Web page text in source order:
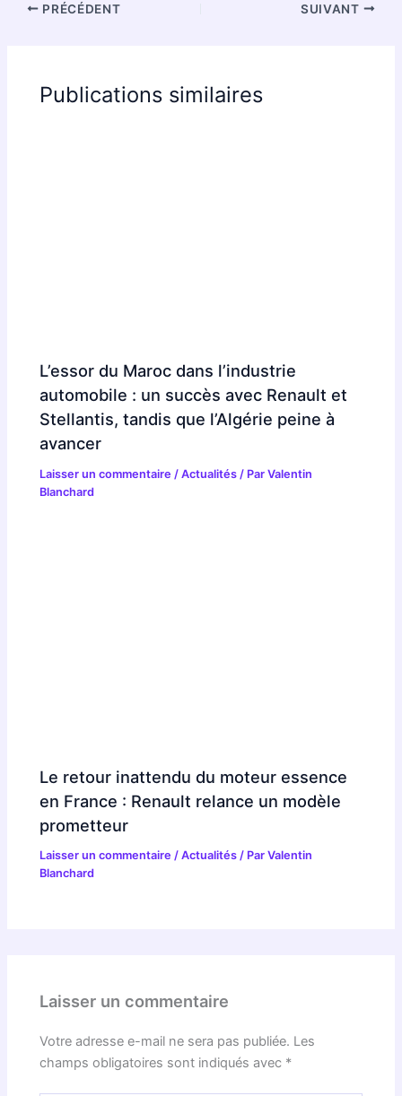
PRÉCÉDENT SUIVANT
Publications similaires
L’essor du Maroc dans l’industrie
automobile : un succès avec Renault et
Stellantis, tandis que l’Algérie peine à
avancer
Laisser un commentaire /Actualités / ParValentin
Blanchard
Le retour inattendu du moteur essence
en France : Renault relance un modèle
prometteur
Laisser un commentaire /Actualités / ParValentin
Blanchard
Laisser un commentaire
Votre adresse e-mail ne sera pas publiée. Les
champs obligatoires sont indiqués avec *